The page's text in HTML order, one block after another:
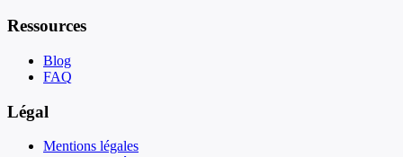
Ressources
Blog
FAQ
Légal
Mentions légales